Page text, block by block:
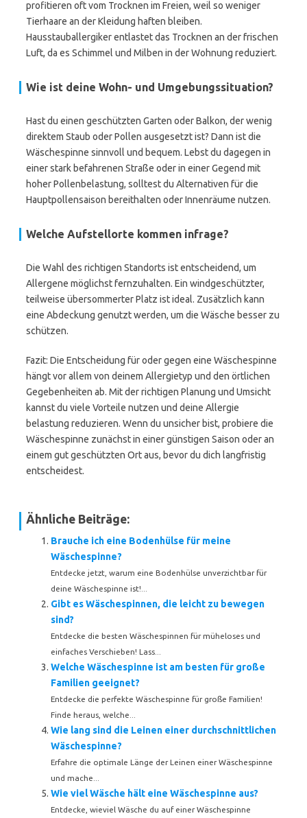
profitieren oft vom Trocknen im Freien, weil so weniger
Tierhaare an der Kleidung haften bleiben.
Hausstauballergiker entlastet das Trocknen an der frischen
Luft, da es Schimmel und Milben in der Wohnung reduziert.
Wie ist deine Wohn- und Umgebungssituation?
Hast du einen geschützten Garten oder Balkon, der wenig
direktem Staub oder Pollen ausgesetzt ist? Dann ist die
Wäschespinne sinnvoll und bequem. Lebst du dagegen in
einer stark befahrenen Straße oder in einer Gegend mit
hoher Pollenbelastung, solltest du Alternativen für die
Hauptpollensaison bereithalten oder Innenräume nutzen.
Welche Aufstellorte kommen infrage?
Die Wahl des richtigen Standorts ist entscheidend, um
Allergene möglichst fernzuhalten. Ein windgeschützter,
teilweise übersommerter Platz ist ideal. Zusätzlich kann
eine Abdeckung genutzt werden, um die Wäsche besser zu
schützen.
Fazit: Die Entscheidung für oder gegen eine Wäschespinne
hängt vor allem von deinem Allergietyp und den örtlichen
Gegebenheiten ab. Mit der richtigen Planung und Umsicht
kannst du viele Vorteile nutzen und deine Allergie
belastung reduzieren. Wenn du unsicher bist, probiere die
Wäschespinne zunächst in einer günstigen Saison oder an
einem gut geschützten Ort aus, bevor du dich langfristig
entscheidest.
Ähnliche Beiträge:
Brauche ich eine Bodenhülse für meine
Wäschespinne?
Entdecke jetzt, warum eine Bodenhülse unverzichtbar für
deine Wäschespinne ist!...
Gibt es Wäschespinnen, die leicht zu bewegen
sind?
Entdecke die besten Wäschespinnen für müheloses und
einfaches Verschieben! Lass...
Welche Wäschespinne ist am besten für große
Familien geeignet?
Entdecke die perfekte Wäschespinne für große Familien!
Finde heraus, welche...
Wie lang sind die Leinen einer durchschnittlichen
Wäschespinne?
Erfahre die optimale Länge der Leinen einer Wäschespinne
und mache...
Wie viel Wäsche hält eine Wäschespinne aus?
Entdecke, wieviel Wäsche du auf einer Wäschespinne